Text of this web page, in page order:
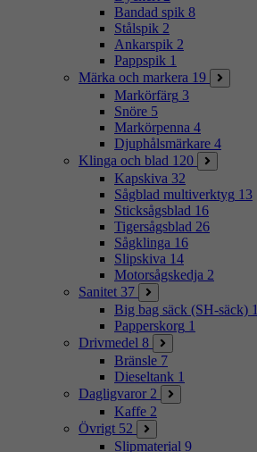
Bandad spik 8
Stålspik 2
Ankarspik 2
Pappspik 1
Märka och markera 19
Markörfärg 3
Snöre 5
Markörpenna 4
Djuphålsmärkare 4
Klinga och blad 120
Kapskiva 32
Sågblad multiverktyg 13
Sticksågsblad 16
Tigersågsblad 26
Sågklinga 16
Slipskiva 14
Motorsågskedja 2
Sanitet 37
Big bag säck (SH-säck) 1
Papperskorg 1
Drivmedel 8
Bränsle 7
Dieseltank 1
Dagligvaror 2
Kaffe 2
Övrigt 52
Slipmaterial 9